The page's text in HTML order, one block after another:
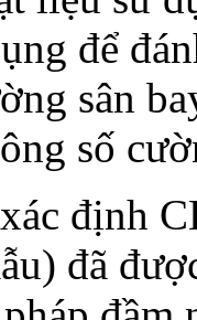
để
sân
số
định
đã